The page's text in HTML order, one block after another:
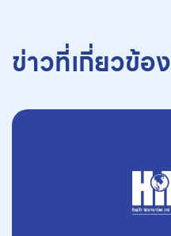
ข่าวที่เกี่ยวข้อง